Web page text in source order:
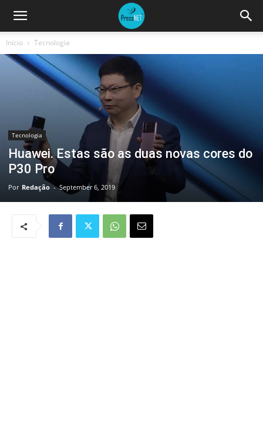
Início Tecnologia
Tecnologia
Huawei. Estas são as duas novas cores do
P30 Pro
Por Redação - September 6, 2019